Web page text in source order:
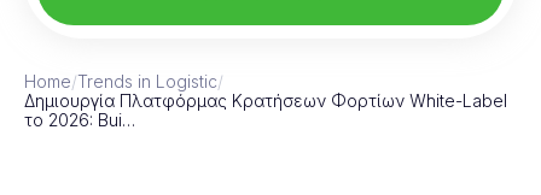
Home/Trends in Logistic/
Δημιουργία Πλατφόρμας Κρατήσεων Φορτίων White-Label
το 2026: Bui…